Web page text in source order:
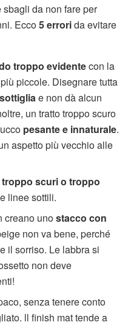
da non fare per
Ecco5 errorida evitare
troppo evidentecon la
piccole. Disegnare tutta
e non dà alcun
un tratto troppo scuro
pesante e innaturale.
aspetto più vecchio alle
troppo scuri o troppo
linee sottili.
creano unostacco con
non va bene, perché
il sorriso. Le labbra si
non deve
senza tenere conto
ll finish mat tende a